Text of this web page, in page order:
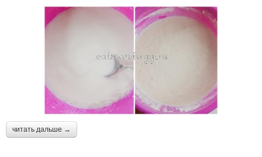
читать дальше →